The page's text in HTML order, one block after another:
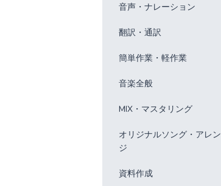
音声・ナレーション
翻訳・通訳
簡単作業・軽作業
音楽全般
MIX・マスタリング
オリジナルソング・アレン
ジ
資料作成